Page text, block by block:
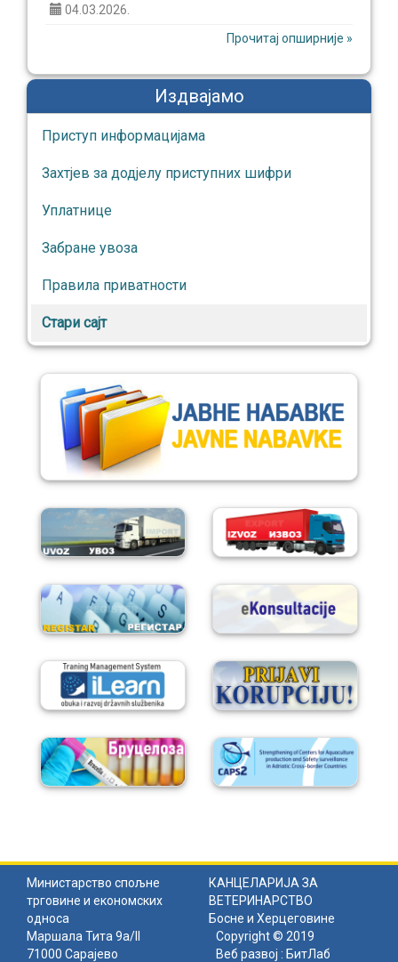
04.03.2026.
Прочитај опширније »
Издвајамо
Приступ информaцијaмa
Захтјев за додјелу приступних шифри
Уплатнице
Забране увоза
Правила приватности
Стари сајт
Министарство спољне
трговине и економских
односа
КАНЦЕЛАРИЈА ЗА
ВЕТЕРИНАРСТВО
Босне и Херцеговине
Маршала Тита 9а/II
71000 Сарајево
Copyright © 2019
Веб развој : БитЛаб